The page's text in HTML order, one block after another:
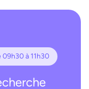
à 11h30